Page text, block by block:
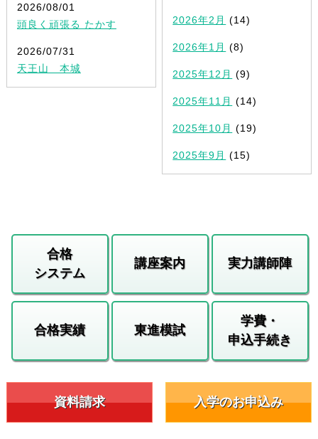
2026/08/01
頭良く頑張る たかす
2026/07/31
天王山 本城
2026年2月 (14)
2026年1月 (8)
2025年12月 (9)
2025年11月 (14)
2025年10月 (19)
2025年9月 (15)
合格
システム
講座案内 実力講師陣
合格実績 東進模試
学費・
申込手続き
資料請求 入学のお申込み